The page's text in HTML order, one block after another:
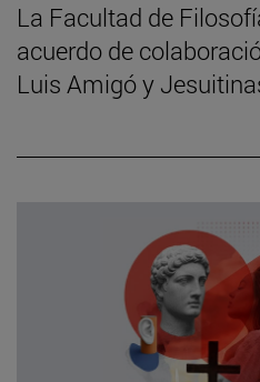
La Facultad de
acuerdo de
Luis Amigó y